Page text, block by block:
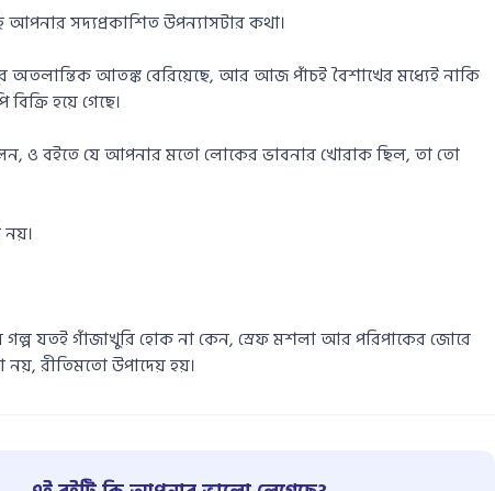
সদ্যপ্রকাশিত উপন্যাসটার কথা।
অতলান্তিক আতঙ্ক বেরিয়েছে, আর আজ পাঁচই বৈশাখের মধ্যেই নাকি
হয়ে গেছে।
ও বইতে যে আপনার মতো লোকের ভাবনার খোরাক ছিল, তা তো
যতই গাঁজাখুরি হোক না কেন, স্রেফ মশলা আর পরিপাকের জোরে
রীতিমতো উপাদেয় হয়।